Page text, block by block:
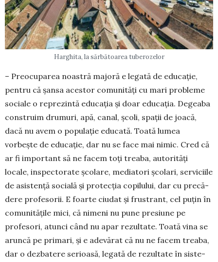
Harghita, la sărbătoarea tuberozelor
– Preocuparea noastră majoră e legată de educație,
pentru că șansa acestor comunități cu mari probleme
sociale o reprezintă educația și doar educația. Degeaba
construim drumuri, apă, canal, școli, spații de joacă,
dacă nu avem o populație educată. Toată lumea
vorbește de educație, dar nu se face mai nimic. Cred că
ar fi important să ne facem toți treaba, autorități
locale, inspectorate școlare, mediatori școlari, serviciile
de asistență socială și protecția copilului, dar cu pre­că­
dere profesorii. E foarte ciudat și frustrant, cel puțin în
comunitățile mici, că nimeni nu pune presiune pe
profesori, atunci când nu apar rezultate. Toată vina se
aruncă pe primari, și e adevărat că nu ne facem treaba,
dar o dezbatere serioasă, legată de rezultate în sis­te­